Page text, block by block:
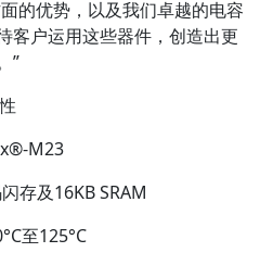
的优势，以及我们卓越的电容
客户运用这些器件，创造出更
”
M23
存及16KB SRAM
至125°C